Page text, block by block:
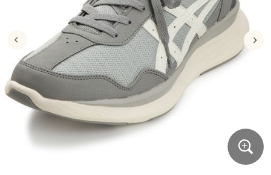
寝具・ベッド
カーテン・ラグ・ファブリック
美容・健康・サプリメント
制服・スクールすべて
制服・学生服
ジュニア・ティーンズ下着
大きいサイズ
大きいサイズ通販すべて
大きいサイズ レディース服
大きいサイズ レディース下着
バーゲン
バーゲンセール
シークレットセール
詳細検索
商品カテゴリ一覧
カーテン・ラグ・ファブリック
ジュニア・ティーンズ下着
大きいサイズ通販すべて
大きいサイズ レディース服
大きいサイズ レディース下着
大きいサイズ メンズ
バーゲンセール
シークレットセール
詳細検索
商品カテゴリ一覧
カタログ
カタログ・チラシからのご注文